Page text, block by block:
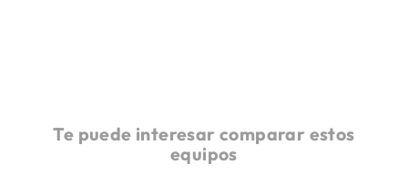
Te puede interesar comparar estos
equipos